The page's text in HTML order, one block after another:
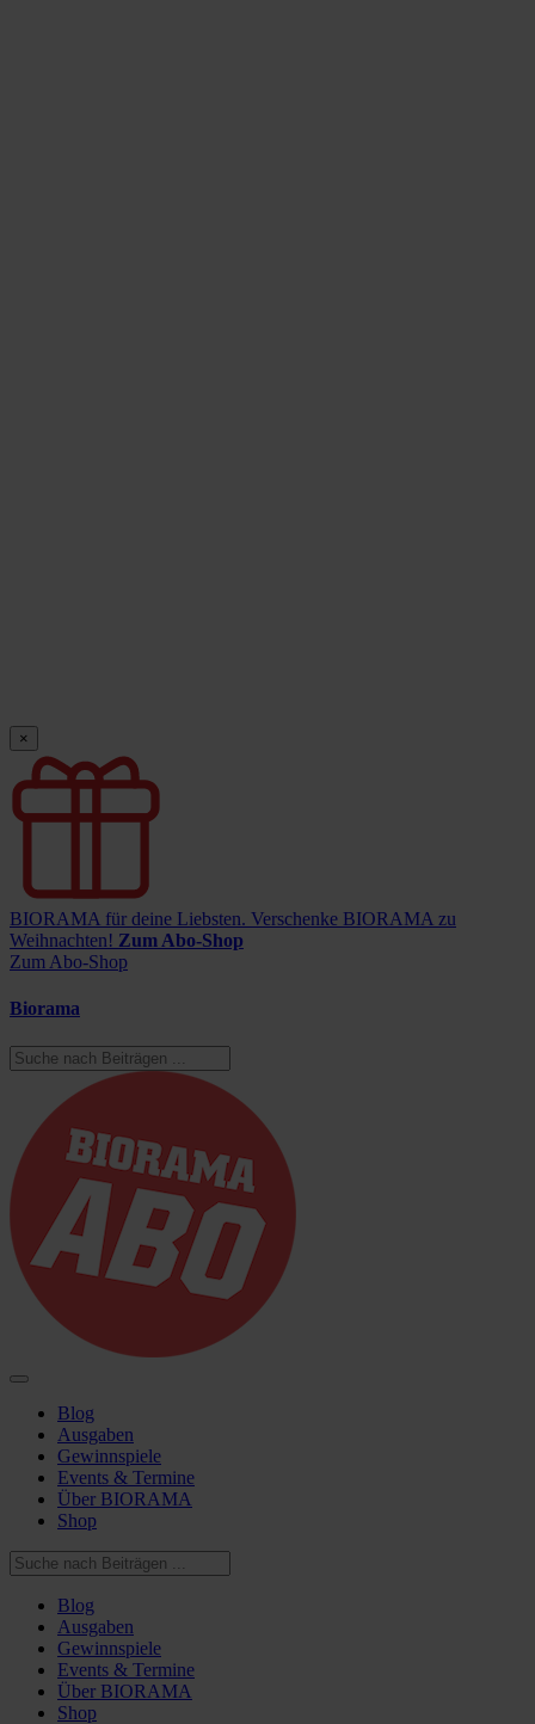
×
BIORAMA für deine Liebsten. Verschenke BIORAMA zu
Weihnachten! Zum Abo-Shop
Zum Abo-Shop
Biorama
Blog
Ausgaben
Gewinnspiele
Events & Termine
Über BIORAMA
Shop
Blog
Ausgaben
Gewinnspiele
Events & Termine
Über BIORAMA
Shop